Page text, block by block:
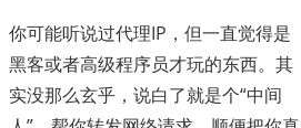
你可能听说过代理IP，但一直觉得是
黑客或者高级程序员才玩的东西。其
实没那么玄乎，说白了就是个“中间